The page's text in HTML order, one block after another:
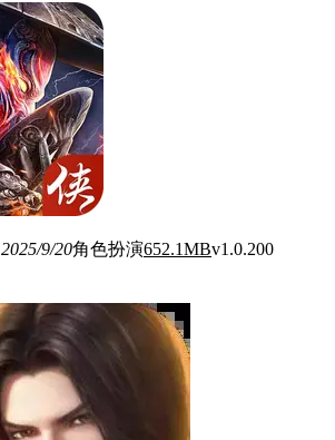
2025/9/20角色扮演652.1MBv1.0.200